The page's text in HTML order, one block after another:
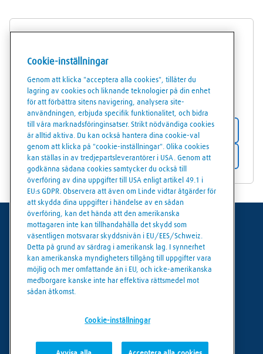
Varekil/XL-Bygg Skärhamn
Borgen 102
42792 Varekil
Butiksdetaljer
Få vägbeskrivning
Användarvillkor
Dataskydd
Cookies policy
Cookie-inställningar
Genom att klicka "acceptera alla cookies", tillåter du
lagring av cookies och liknande teknologier på din enhet
för att förbättra sitens navigering, analysera site-
användningen, erbjuda specifik funktionalitet, och bidra
till våra marknadsföringinsatser. Strikt nödvändiga cookies
är alltid aktiva. Du kan också hantera dina cookie-val
genom att klicka på "cookie-inställningar". Olika cookies
kan ställas in av tredjepartsleverantörer i USA. Genom att
godkänna sådana cookies samtycker du också till
överföring av dina uppgifter till USA enligt artikel 49.1 i
EU:s GDPR. Observera att även om Linde vidtar åtgärder för
att skydda dina uppgifter i händelse av en sådan
överföring, kan det hända att den amerikanska
mottagaren inte kan tillhandahålla det skydd som
väsentligen motsvarar skyddsnivån i EU/EES/Schweiz.
Detta på grund av särdrag i amerikansk lag. I synnerhet
kan amerikanska myndigheters tillgång till uppgifter vara
möjlig och mer omfattande än i EU, och icke-amerikanska
medborgare kanske inte har effektiva rättsmedel mot
sådan åtkomst.
Cookie-inställningar